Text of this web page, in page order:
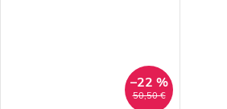
50,50 €
–22 %